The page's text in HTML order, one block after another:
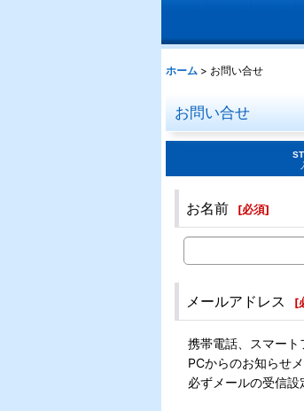
ホーム > お問い合せ
お問い合せ
お名前 [必須]
メールアドレス [
携帯電話、スマー
PCからのお知らせ
必ずメールの受信設